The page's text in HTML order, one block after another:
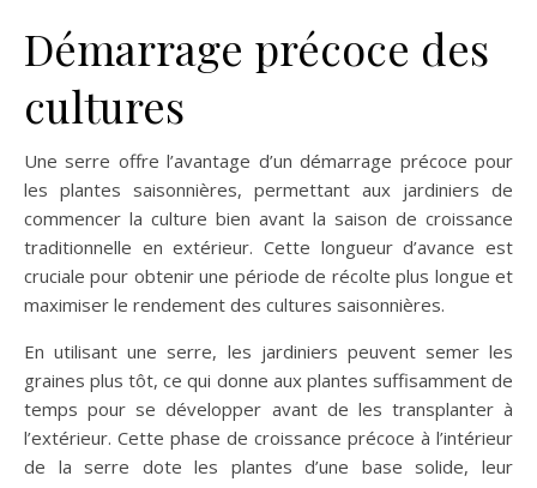
Démarrage précoce des
cultures
Une serre offre l’avantage d’un démarrage précoce pour
les plantes saisonnières, permettant aux jardiniers de
commencer la culture bien avant la saison de croissance
traditionnelle en extérieur. Cette longueur d’avance est
cruciale pour obtenir une période de récolte plus longue et
maximiser le rendement des cultures saisonnières.
En utilisant une serre, les jardiniers peuvent semer les
graines plus tôt, ce qui donne aux plantes suffisamment de
temps pour se développer avant de les transplanter à
l’extérieur. Cette phase de croissance précoce à l’intérieur
de la serre dote les plantes d’une base solide, leur